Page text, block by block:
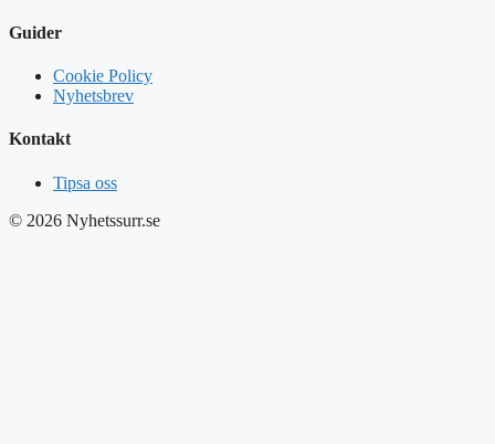
Guider
Cookie Policy
Nyhetsbrev
Kontakt
Tipsa oss
© 2026 Nyhetssurr.se